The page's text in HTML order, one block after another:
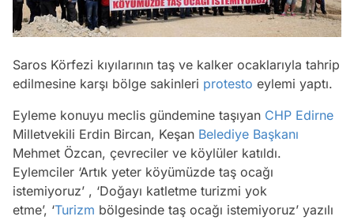
Saros Körfezi kıyılarının taş ve kalker ocaklarıyla tahrip
edilmesine karşı bölge sakinleri protesto eylemi yaptı.
Eyleme konuyu meclis gündemine taşıyan CHP Edirne
Milletvekili Erdin Bircan, Keşan Belediye Başkanı
Mehmet Özcan, çevreciler ve köylüler katıldı.
Eylemciler ‘Artık yeter köyümüzde taş ocağı
istemiyoruz’ , ‘Doğayı katletme turizmi yok
etme’, ‘Turizm bölgesinde taş ocağı istemiyoruz’ yazılı